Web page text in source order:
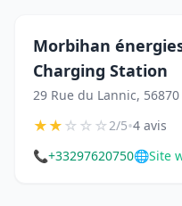
Morbihan
Charging Station
29 Rue du Lannic,
★★☆☆☆2/5•4 avis
📞+33297620750🌐Site